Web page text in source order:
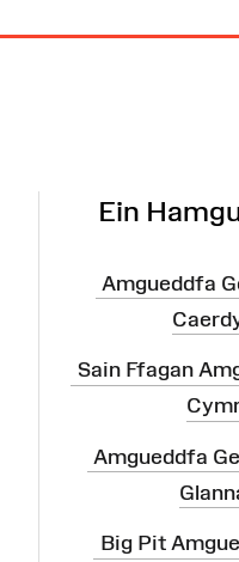
Ein
Amgueddfa
Sain Ffagan
Amgueddfa
Big Pit